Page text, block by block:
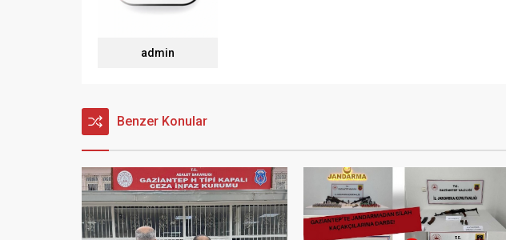
admin
Benzer Konular